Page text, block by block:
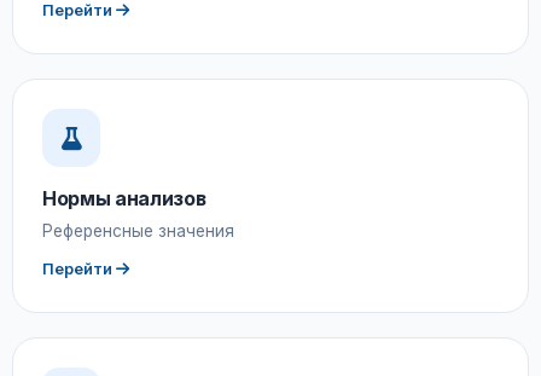
Перейти
Нормы анализов
Референсные значения
Перейти